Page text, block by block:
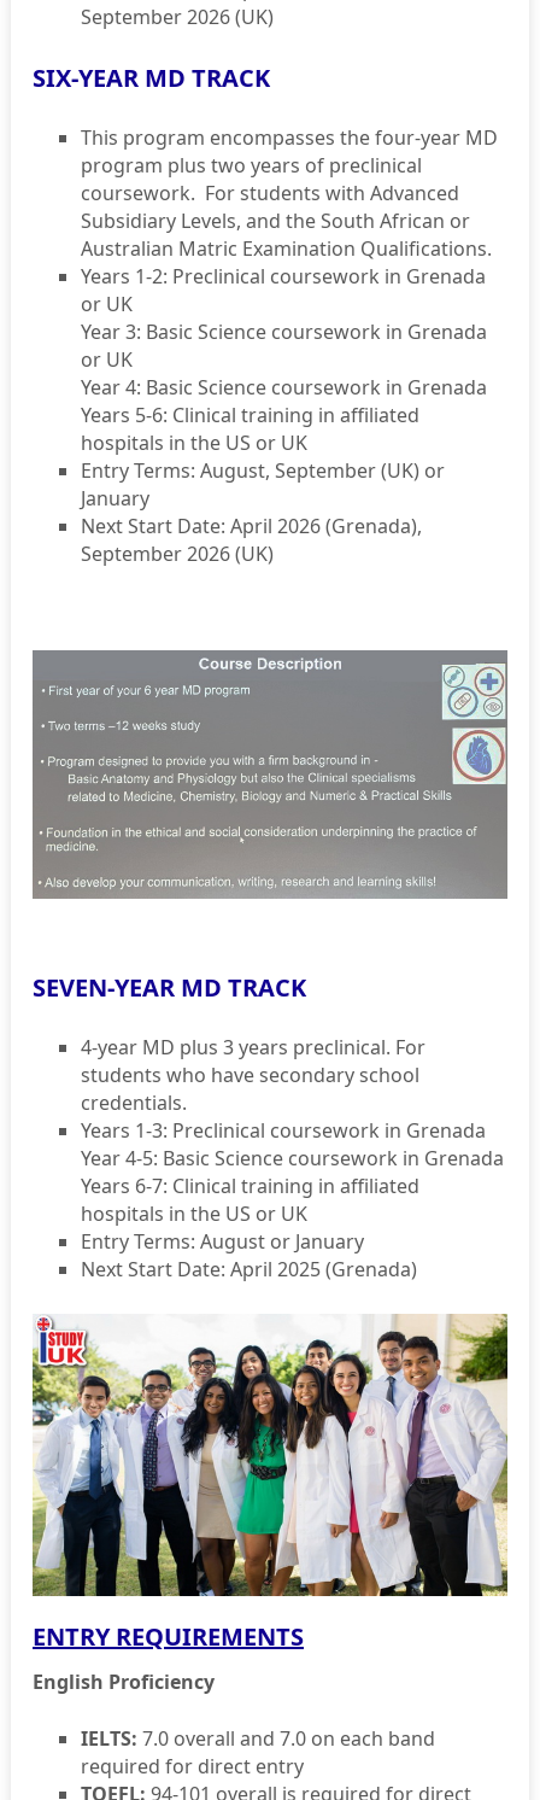
September 2026 (UK)
SIX-YEAR MD TRACK
This program encompasses the four-year MD
program plus two years of preclinical
coursework. For students with Advanced
Subsidiary Levels, and the South African or
Australian Matric Examination Qualifications.
Years 1-2: Preclinical coursework in Grenada
or UK
Year 3: Basic Science coursework in Grenada
or UK
Year 4: Basic Science coursework in Grenada
Years 5-6: Clinical training in affiliated
hospitals in the US or UK
Entry Terms: August, September (UK) or
January
Next Start Date: April 2026 (Grenada),
September 2026 (UK)
SEVEN-YEAR MD TRACK
4-year MD plus 3 years preclinical. For
students who have secondary school
credentials.
Years 1-3: Preclinical coursework in Grenada
Year 4-5: Basic Science coursework in Grenada
Years 6-7: Clinical training in affiliated
hospitals in the US or UK
Entry Terms: August or January
Next Start Date: April 2025 (Grenada)
ENTRY REQUIREMENTS
English Proficiency
IELTS: 7.0 overall and 7.0 on each band
required for direct entry
TOEFL: 94-101 overall is required for direct